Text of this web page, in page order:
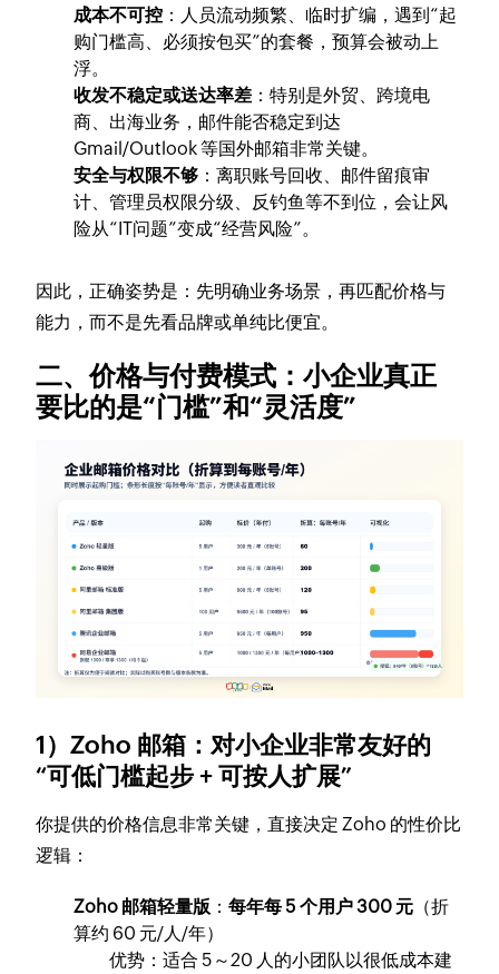
成本不可控 ：人员流动频繁、临时扩编，遇到“起
购门槛高、必须按包买”的套餐，预算会被动上
浮。
收发不稳定或送达率差 ：特别是外贸、跨境电
商、出海业务，邮件能否稳定到达
Gmail/Outlook 等国外邮箱非常关键。
安全与权限不够 ：离职账号回收、邮件留痕审
计、管理员权限分级、反钓鱼等不到位，会让风
险从“IT问题”变成“经营风险”。
因此，正确姿势是：先明确业务场景，再匹配价格与
能力，而不是先看品牌或单纯比便宜。
二、价格与付费模式：小企业真正
要比的是“门槛”和“灵活度”
1）Zoho 邮箱：对小企业非常友好的
“可低门槛起步 + 可按人扩展”
你提供的价格信息非常关键，直接决定 Zoho 的性价比
逻辑：
Zoho 邮箱轻量版 ：每年每 5 个用户 300 元 （折
算约 60 元/人/年）
优势：适合 5～20 人的小团队以很低成本建